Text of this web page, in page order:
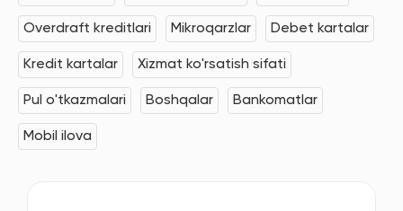
Overdraft kreditlari Mikroqarzlar Debet kartalar
Kredit kartalar Xizmat ko'rsatish sifati
Pul o'tkazmalari Boshqalar Bankomatlar
Mobil ilova